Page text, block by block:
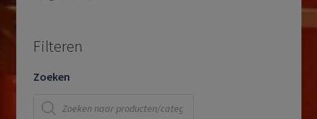
Filteren
Zoeken
zoeken